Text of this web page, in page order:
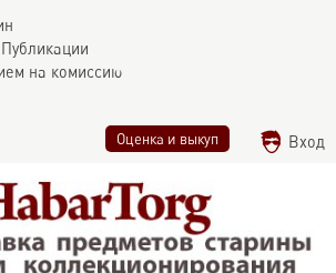
Публикации
на комиссию
Оценка и выкуп Вход